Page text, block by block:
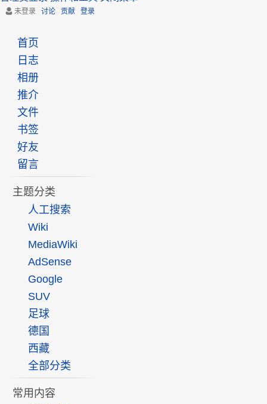
未登录 讨论 贡献 登录
首页
日志
相册
推介
文件
书签
好友
留言
主题分类
人工搜索
Wiki
MediaWiki
AdSense
Google
SUV
足球
德国
西藏
全部分类
常用内容